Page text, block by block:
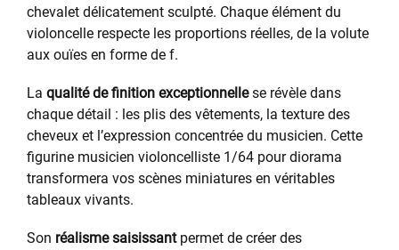
chevalet délicatement sculpté. Chaque élément du
violoncelle respecte les proportions réelles, de la volute
aux ouïes en forme de f.
La qualité de finition exceptionnellese révèle dans
chaque détail : les plis des vêtements, la texture des
cheveux et l’expression concentrée du musicien. Cette
figurine musicien violoncelliste 1/64 pour diorama
transformera vos scènes miniatures en véritables
tableaux vivants.
Son réalisme saisissantpermet de créer des